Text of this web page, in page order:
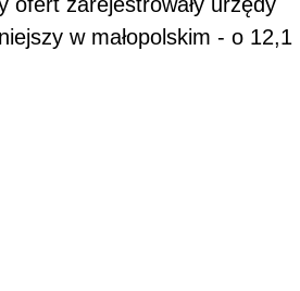
w małopolskim - o 12,1